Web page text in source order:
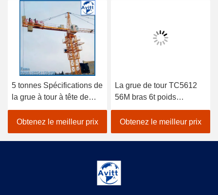
5 tonnes Spécifications de
la grue à tour à tête de
chat pour les projets de
construction civile
Obtenez le meilleur prix
La grue de tour TC5612
56M bras 6t poids
équipement de
construction de bâtiment
Obtenez le meilleur prix